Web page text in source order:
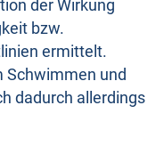
der Wirkung
bzw.
ermittelt.
Schwimmen und
dadurch allerdings